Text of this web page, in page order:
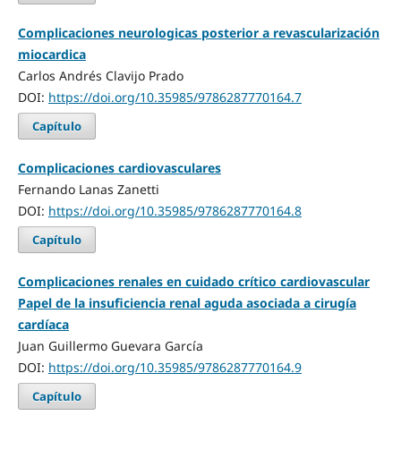
Complicaciones neurologicas posterior a revascularización
miocardica
Carlos Andrés Clavijo Prado
DOI: https://doi.org/10.35985/9786287770164.7
Capítulo
Complicaciones cardiovasculares
Fernando Lanas Zanetti
DOI: https://doi.org/10.35985/9786287770164.8
Capítulo
Complicaciones renales en cuidado crítico cardiovascular
Papel de la insuficiencia renal aguda asociada a cirugía
cardíaca
Juan Guillermo Guevara García
DOI: https://doi.org/10.35985/9786287770164.9
Capítulo